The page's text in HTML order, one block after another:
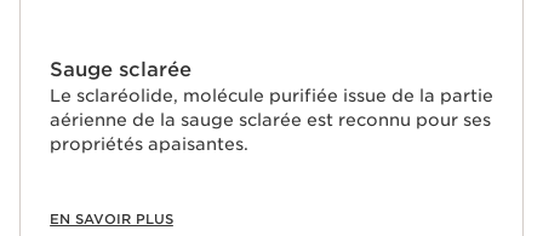
Sauge sclarée
Le sclaréolide, molécule purifiée issue de la partie
aérienne de la sauge sclarée est reconnu pour ses
propriétés apaisantes.
EN SAVOIR PLUS